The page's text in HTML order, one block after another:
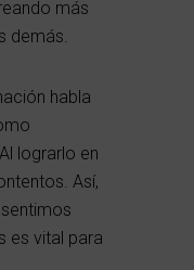
más
demás.
habla
lograrlo en
Así,
es vital para